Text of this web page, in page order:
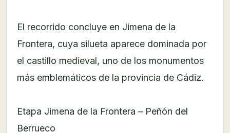
El recorrido concluye en Jimena de la
Frontera, cuya silueta aparece dominada por
el castillo medieval, uno de los monumentos
más emblemáticos de la provincia de Cádiz.
Etapa Jimena de la Frontera – Peñón del
Berrueco